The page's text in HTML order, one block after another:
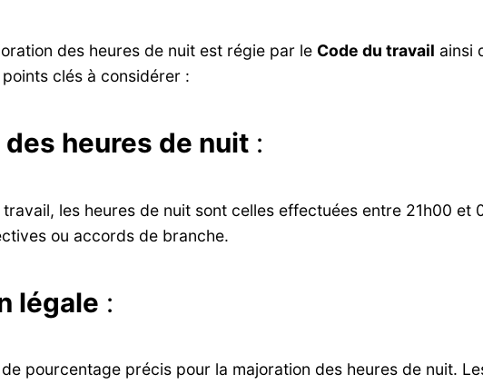
des heures de nuit est régie par le Code du travail ainsi
clés à considérer :
heures de nuit:
travail, les heures de nuit sont celles effectuées entre 21h00
ou accords de branche.
légale :
pourcentage précis pour la majoration des heures de nuit.